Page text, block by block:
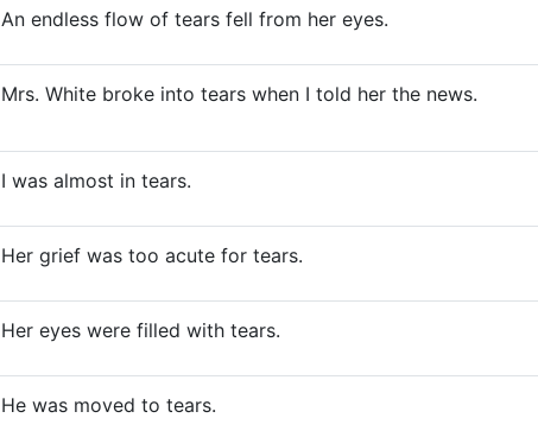
An endless flow of tears fell from her eyes.
Mrs. White broke into tears when I told her the news.
I was almost in tears.
Her grief was too acute for tears.
Her eyes were filled with tears.
He was moved to tears.